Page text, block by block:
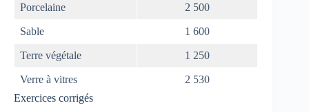
Porcelaine 2 500
Sable 1 600
Terre végétale 1 250
Verre à vitres
2 530
Exercices corrigés